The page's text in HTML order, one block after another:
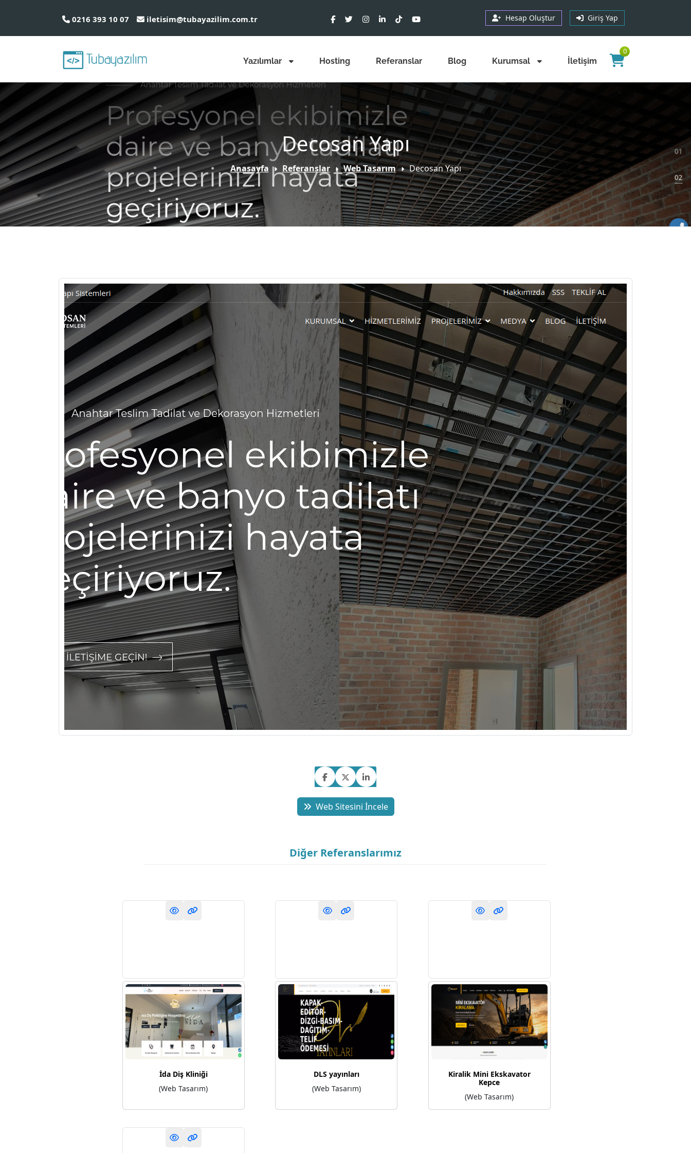
0216 393 10 07 iletisim@tubayazilim.com.tr Hesap Oluştur Giriş Yap
Yazılımlar Hosting Referanslar Blog Kurumsal İletişim
0
Decosan Yapı
Anasayfa Referanslar Web Tasarım Decosan Yapı
Web Sitesini İncele
Diğer Referanslarımız
İda Diş Kliniği
(Web Tasarım)
DLS yayınları
(Web Tasarım)
Kiralik Mini Ekskavator
Kepce
(Web Tasarım)